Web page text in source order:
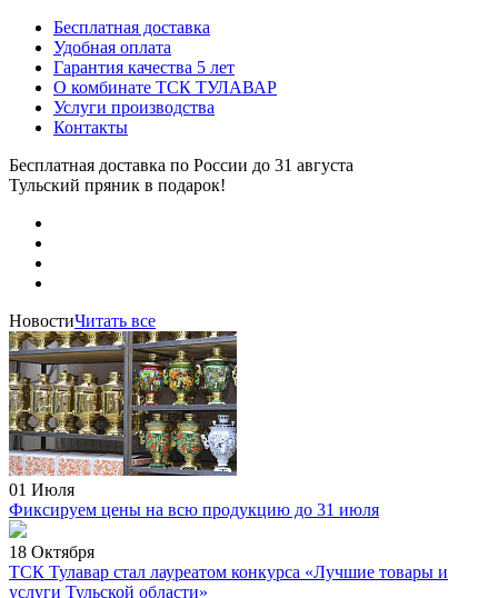
Бесплатная доставка
Удобная оплата
Гарантия качества 5 лет
О комбинате ТСК ТУЛАВАР
Услуги производства
Контакты
Бесплатная доставка по России до 31 августа
Тульский пряник в подарок!
НовостиЧитать все
01 Июля
Фиксируем цены на всю продукцию до 31 июля
18 Октября
ТСК Тулавар стал лауреатом конкурса «Лучшие товары и
услуги Тульской области»